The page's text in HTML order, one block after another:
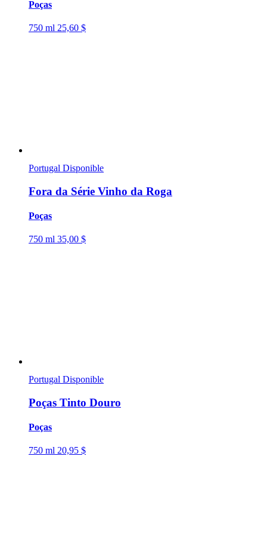
Poças
750 ml 25,60 $
Portugal Disponible
Fora da Série Vinho da Roga
Poças
750 ml 35,00 $
Portugal Disponible
Poças Tinto Douro
Poças
750 ml 20,95 $